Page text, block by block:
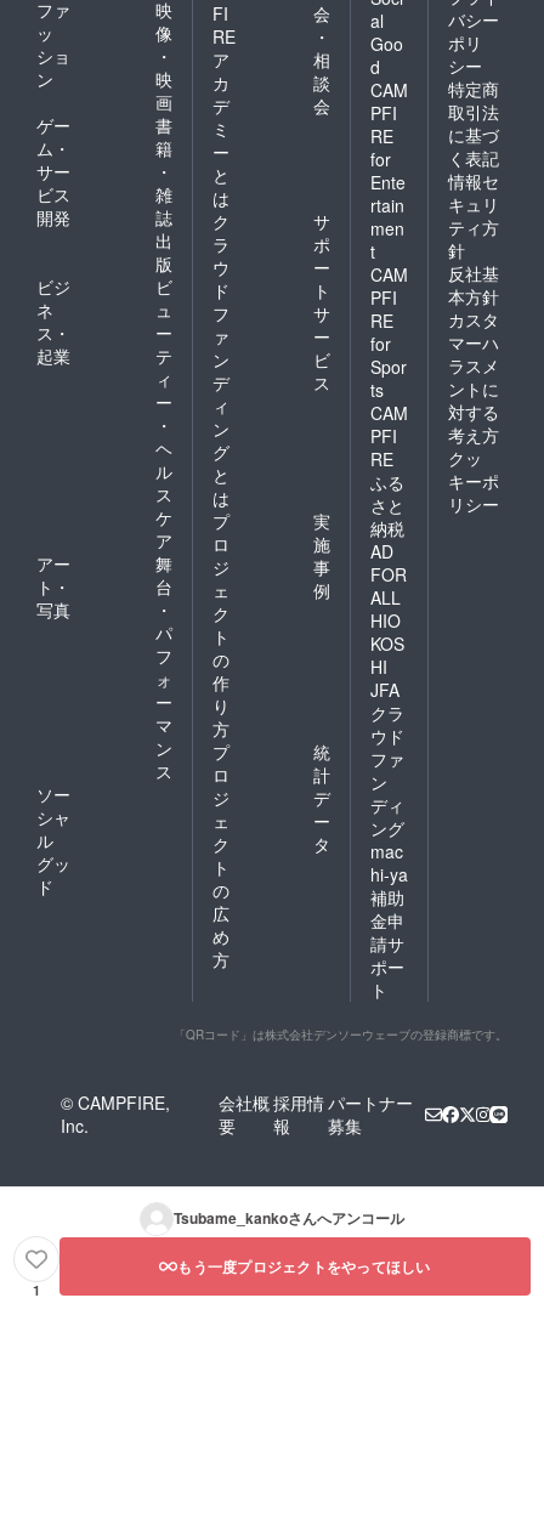
ファ
ッ
ショ
ン
映
像
・
映
画
ゲー
ム・
サー
ビス
開発
書
籍
・
雑
誌
出
版
ビジ
ネ
ス・
起業
ビ
ュ
ー
テ
ィ
ー
・
ヘ
ル
ス
ケ
ア
アー
ト・
写真
舞
台
・
パ
フ
ォ
ー
マ
ン
ス
ソー
シャ
ル
グッ
ド
FI
RE
ア
カ
デ
ミ
ー
と
は
会
・
相
談
会
ク
ラ
ウ
ド
フ
ァ
ン
デ
ィ
ン
グ
と
は
サ
ポ
ー
ト
サ
ー
ビ
ス
プ
ロ
ジ
ェ
ク
ト
の
作
り
方
実
施
事
例
プ
ロ
ジ
ェ
ク
ト
の
広
め
方
統
計
デ
ー
タ
al
Goo
d
CAM
PFI
RE
for
Ente
rtain
men
t
CAM
PFI
RE
for
Spor
ts
CAM
PFI
RE
ふる
さと
納税
AD
FOR
ALL
HIO
KOS
HI
JFA
クラ
ウド
ファ
ン
ディ
ング
mac
hi-ya
補助
金申
請サ
ポー
ト
バシー
ポリ
シー
特定商
取引法
に基づ
く表記
情報セ
キュリ
ティ方
針
反社基
本方針
カスタ
マーハ
ラスメ
ントに
対する
考え方
クッ
キーポ
リシー
「QRコード」は株式会社デンソーウェーブの登録商標です。
© CAMPFIRE,
Inc.
会社概
要
採用情
報
パートナー
募集
Tsubame_kankoさんへアンコール
1
もう一度プロジェクトをやってほしい